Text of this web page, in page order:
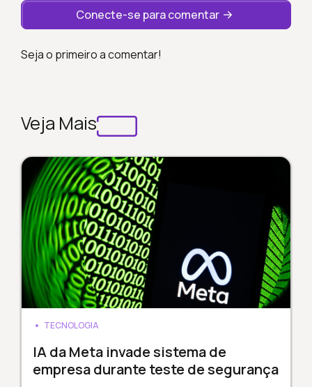
Conecte-se para comentar
Seja o primeiro a comentar!
Veja Mais
TECNOLOGIA
IA da Meta invade sistema de
empresa durante teste de segurança